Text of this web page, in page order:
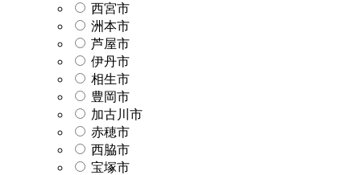
西宮市
洲本市
芦屋市
伊丹市
相生市
豊岡市
加古川市
赤穂市
西脇市
宝塚市